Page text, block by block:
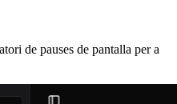
de pauses de pantalla per a